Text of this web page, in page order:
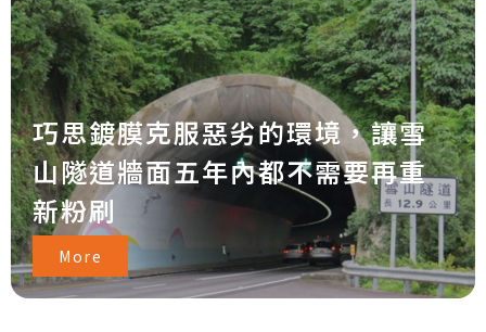
巧思鍍膜克服惡劣的環境，讓雪
山隧道牆面五年內都不需要再重
新粉刷
More